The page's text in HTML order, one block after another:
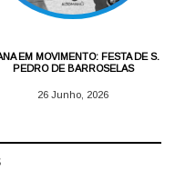
EM MOVIMENTO: FESTA DE S.
PEDRO DE BARROSELAS
26 Junho, 2026